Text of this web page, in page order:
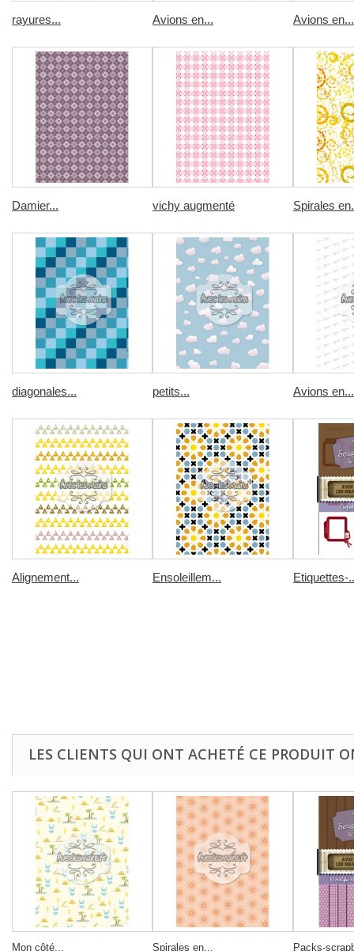
rayures... Avions en... Avions en...
Damier... vichy augmenté Spirales
diagonales... petits... Avions en...
Alignement... Ensoleillem... Etiquettes-
LES CLIENTS QUI ONT ACHETÉ CE PRODUIT
Mon côté... Spirales en... Packs-